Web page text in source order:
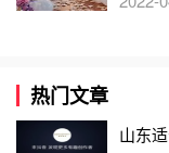
热门文章
山东